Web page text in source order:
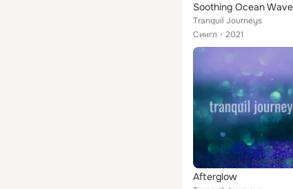
Soothing Ocean
Tranquil Journeys
Сингл
2021
Afterglow